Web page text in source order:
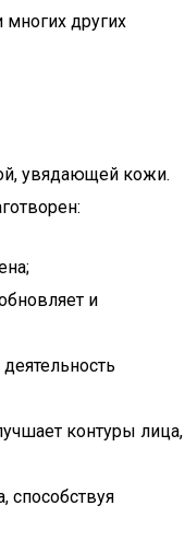
других
увядающей кожи.
и
контуры лица,
способствуя